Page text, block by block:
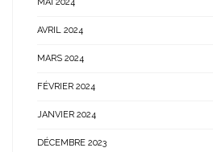
AVRIL 2024
MARS 2024
FÉVRIER 2024
JANVIER 2024
DÉCEMBRE 2023